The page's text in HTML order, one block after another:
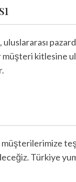
kitlesine
Türkiye